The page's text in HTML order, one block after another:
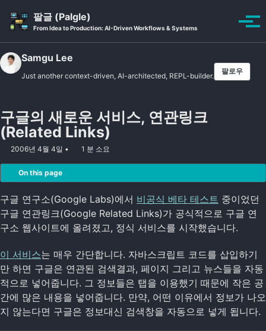
팔글 (Palgle)
From Idea to Production: AI-Driven Workflows & Systems
Toggle
토
Samgu Lee
Just another context-driven, AI-architected, REPL-builder.
팔로우
구글의 새로운 서비스, 연관링크
(Related Links)
2006년 4월 4일 1 분 소요
On this page
구글 연구소(Google Labs)에서 비공식 베타 테스트 중이었던
구글 연관링크(Google Related Links)가 공식적으로 구글 연
구소 웹사이트에 올려졌고, 정식 서비스를 시작했습니다.
이 서비스는 매우 간단합니다. 자바스크립트 코드를 삽입하기
만 하면 구글은 연관된 검색결과, 페이지 그리고 뉴스들을 자동
적으로 넣어줍니다. 그 정보들은 탭을 이용했기 때문에 작은 공
간에 많은 내용을 넣어줍니다. 만약, 어떤 이유에서 정보가 나오
지 않는다면 구글은 정보대신 검색창을 자동으로 넣게 됩니다.